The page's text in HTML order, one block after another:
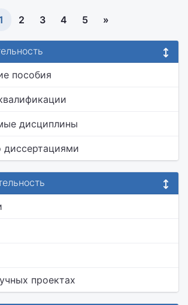
2 3 4 5 »
пособия
дисциплины
диссертациями
проектах